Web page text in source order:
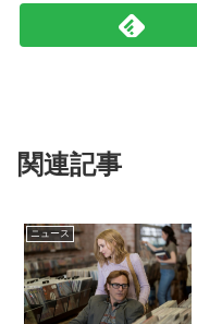
関連記事
ニュース